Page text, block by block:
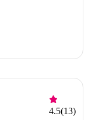
4.5(13)